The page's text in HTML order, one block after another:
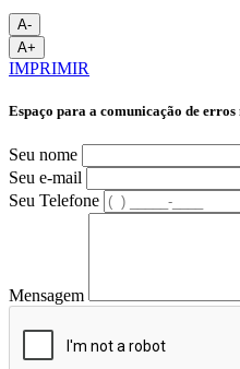
A-
A+
IMPRIMIR
Espaço para a comunicação de erros
Seu nome
Seu e-mail
Seu Telefone
Mensagem